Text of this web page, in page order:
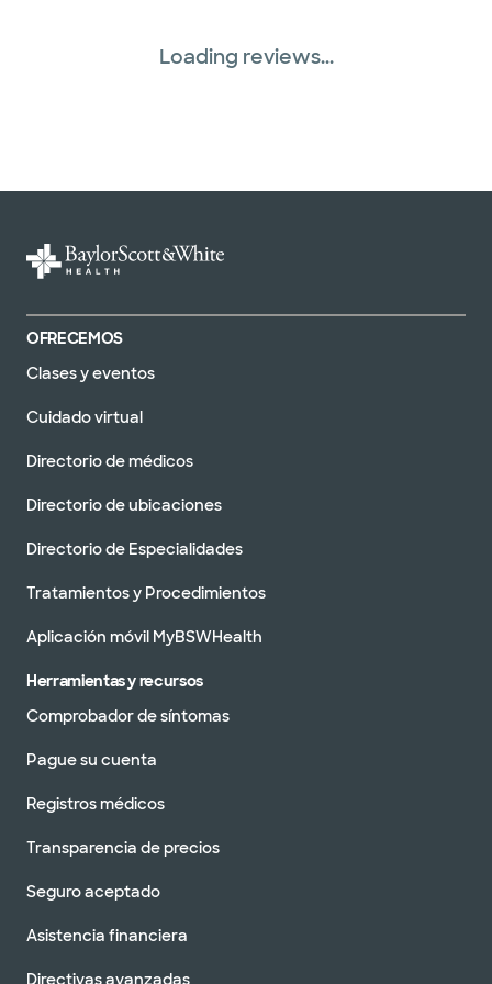
Loading reviews...
OFRECEMOS
Clases y eventos
Cuidado virtual
Directorio de médicos
Directorio de ubicaciones
Directorio de Especialidades
Tratamientos y Procedimientos
Aplicación móvil MyBSWHealth
Herramientas y recursos
Comprobador de síntomas
Pague su cuenta
Registros médicos
Transparencia de precios
Seguro aceptado
Asistencia financiera
Directivas avanzadas